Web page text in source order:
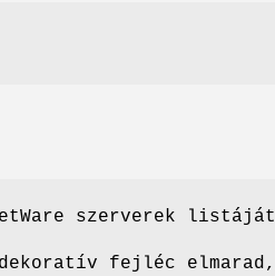
szerverek
fejléc elmarad,